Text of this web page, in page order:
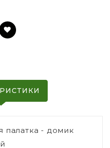
палатка - домик